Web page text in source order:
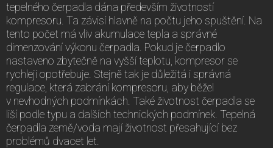
tepelného čerpadla dána především životností
kompresoru. Ta závisí hlavně na počtu jeho spuštění. Na
tento počet má vliv akumulace tepla a správné
dimenzování výkonu čerpadla. Pokud je čerpadlo
nastaveno zbytečně na vyšší teplotu, kompresor se
rychleji opotřebuje. Stejně tak je důležitá i správná
regulace, která zabrání kompresoru, aby běžel
v nevhodných podmínkách. Také životnost čerpadla se
liší podle typu a dalších technických podmínek. Tepelná
čerpadla země/voda mají životnost přesahující bez
problémů dvacet let.